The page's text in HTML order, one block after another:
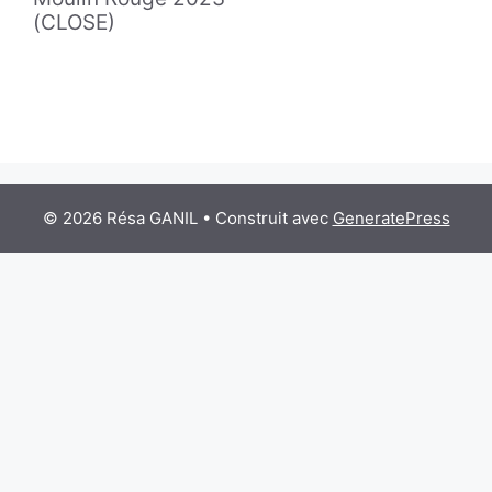
(CLOSE)
© 2026 Résa GANIL • Construit avec GeneratePress